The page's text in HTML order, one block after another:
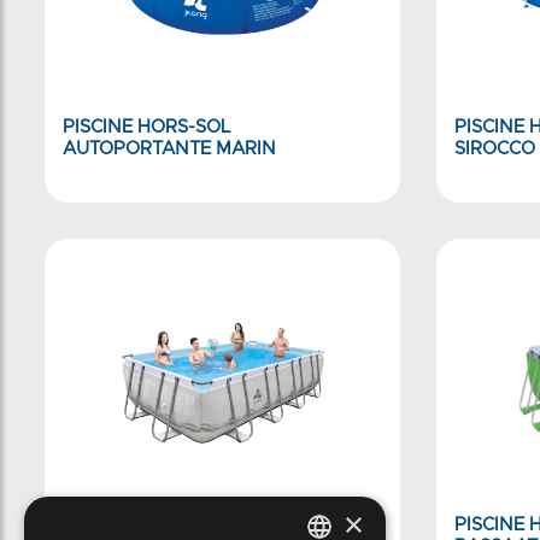
PISCINE HORS-SOL
AUTOPORTANTE MARIN
PISCINE
SIROCCO
PISCINE HORS-SOL TUBULAIRE
PISCINE
×